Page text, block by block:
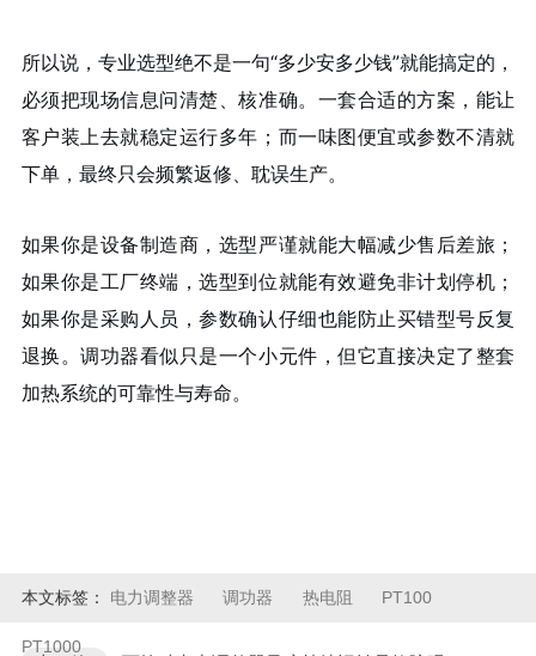
所以说，专业选型绝不是一句“多少安多少钱”就能搞定的，
必须把现场信息问清楚、核准确。一套合适的方案，能让
客户装上去就稳定运行多年；而一味图便宜或参数不清就
下单，最终只会频繁返修、耽误生产。
如果你是设备制造商，选型严谨就能大幅减少售后差旅；
如果你是工厂终端，选型到位就能有效避免非计划停机；
如果你是采购人员，参数确认仔细也能防止买错型号反复
退换。调功器看似只是一个小元件，但它直接决定了整套
加热系统的可靠性与寿命。
本文标签： 电力调整器 调功器 热电阻 PT100
PT1000